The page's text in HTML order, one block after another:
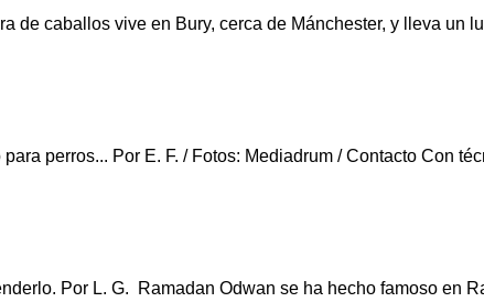
de caballos vive en Bury, cerca de Mánchester, y lleva un
perros... Por E. F. / Fotos: Mediadrum / Contacto Con
Por L. G. Ramadan Odwan se ha hecho famoso en